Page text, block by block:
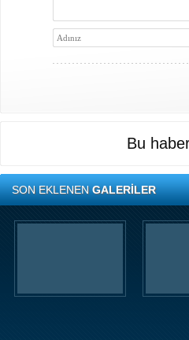
Bu
SON EKLENENGALERİLER